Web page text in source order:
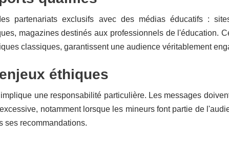
partenariats exclusifs avec des médias éducatifs :
magazines destinés aux professionnels de l'éducation.
classiques, garantissent une audience véritablement
éthiques
une responsabilité particulière. Les messages
notamment lorsque les mineurs font partie de
ses recommandations.